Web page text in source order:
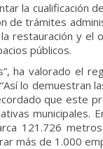
la cualificación
de trámites
restauración y el
públicos.
ha valorado el
lo demuestran
que este
municipales.
121.726
más de 1.000